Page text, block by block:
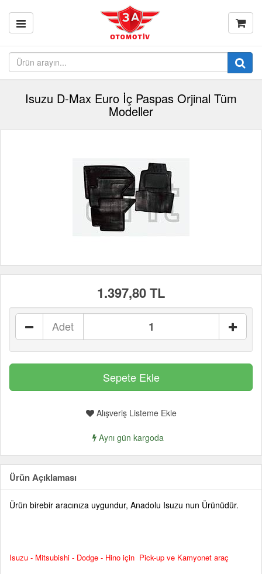
Isuzu D-Max Euro İç Paspas Orjinal Tüm
Modeller
1.397,80 TL
Adet
Alışveriş Listeme Ekle
Aynı gün kargoda
Ürün Açıklaması
Ürün birebir aracınıza uygundur, Anadolu Isuzu nun Ürünüdür.
Isuzu - Mitsubishi - Dodge - Hino için Pick-up ve Kamyonet araç